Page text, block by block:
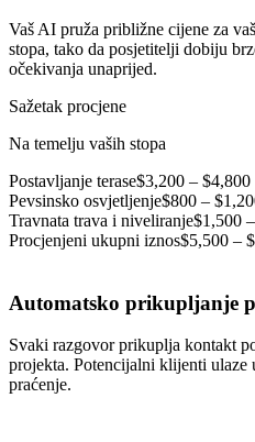
Vaš AI pruža približne cijene za
stopa, tako da posjetitelji dobiju
očekivanja unaprijed.
Sažetak procjene
Na temelju vaših stopa
Postavljanje terase$3,200 – $4,800
Pevsinsko osvjetljenje$800 –
Travnata trava i niveliranje$1,500
Procjenjeni ukupni iznos$5,500 –
Automatsko prikupljanje
Svaki razgovor prikuplja kontakt
projekta. Potencijalni klijenti ulaze
praćenje.